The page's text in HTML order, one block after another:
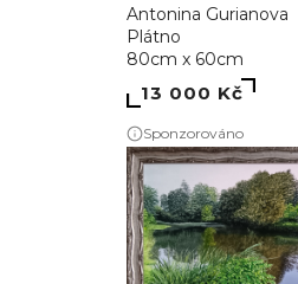
Antonina Gurianova
Plátno
80cm x 60cm
13 000 Kč
Sponzorováno